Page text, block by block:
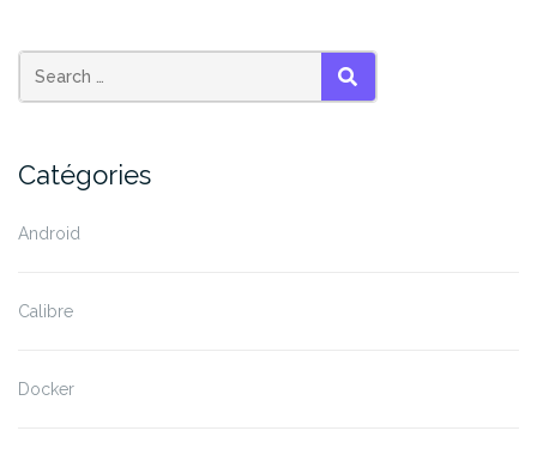
SEARCH
Catégories
Android
Calibre
Docker